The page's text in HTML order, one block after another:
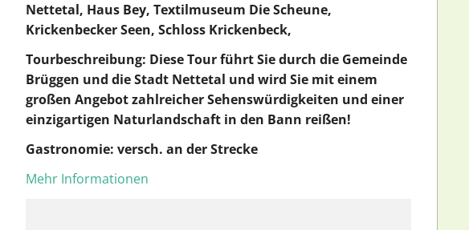
Nettetal, Haus Bey, Textilmuseum Die Scheune,
Krickenbecker Seen, Schloss Krickenbeck,
Tourbeschreibung: Diese Tour führt Sie durch die Gemeinde
Brüggen und die Stadt Nettetal und wird Sie mit einem
großen Angebot zahlreicher Sehenswürdigkeiten und einer
einzigartigen Naturlandschaft in den Bann reißen!
Gastronomie: versch. an der Strecke
Mehr Informationen